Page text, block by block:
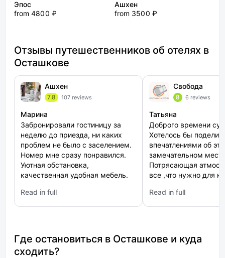
Эпос
from 4800 ₽
Ашхен
from 3500 ₽
Отзывы путешественников об отелях в
Осташкове
Ашхен
7.8 107 reviews
Марина
Забронировали гостиницу за
неделю до приезда, ни каких
проблем не было с заселением.
Номер мне сразу понравился.
Уютная обстановка,
качественная удобная мебель.
мне кухня очень понравилась,
все вкусное. Расположение мне
Read in full
: Ашхен
Свобода
8 6 reviews
Татьяна
Доброго времени
Хотелось бы
впечатлениями об
замечательном
Потрясающая
все ,что нужно для
нас с любовью ,ещё
подарили!)))) Безумное
приедем к Вам!
Read in full
: Свобода
Где остановиться в Осташкове и куда
сходить?